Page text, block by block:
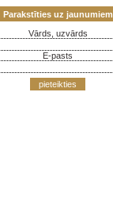
Parakstīties uz jaunumiem
Vārds, uzvārds
E-pasts
pieteikties